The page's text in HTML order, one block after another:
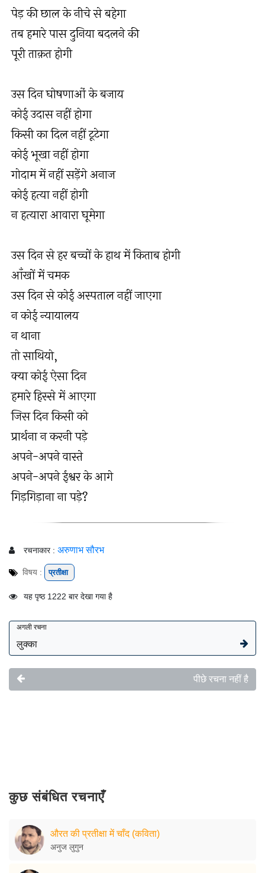
पेड़ की छाल के नीचे से बहेगा
तब हमारे पास दुनिया बदलने की
पूरी ताक़त होगी
उस दिन घोषणाओं के बजाय
कोई उदास नहीं होगा
किसी का दिल नहीं टूटेगा
कोई भूखा नहीं होगा
गोदाम में नहीं सड़ेंगे अनाज
कोई हत्या नहीं होगी
न हत्यारा आवारा घूमेगा
उस दिन से हर बच्चों के हाथ में किताब होगी
आँखों में चमक
उस दिन से कोई अस्पताल नहीं जाएगा
न कोई न्यायालय
न थाना
तो साथियो,
क्या कोई ऐसा दिन
हमारे हिस्से में आएगा
जिस दिन किसी को
प्रार्थना न करनी पड़े
अपने-अपने वास्ते
अपने-अपने ईश्वर के आगे
गिड़गिड़ाना ना पड़े?
रचनाकार : अरुणाभ सौरभ
विषय : प्रतीक्षा
यह पृष्ठ 1222 बार देखा गया है
अगली रचना
लुक्का
पीछे रचना नहीं है
कुछ संबंधित रचनाएँ
औरत की प्रतीक्षा में चाँद (कविता)
अनुज लुगुन